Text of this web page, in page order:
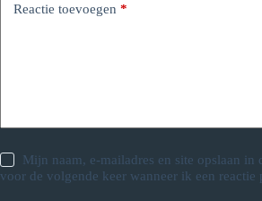
Reactie toevoegen *
Mijn naam, e-mailadres en site opslaan in
voor de volgende keer wanneer ik een reactie